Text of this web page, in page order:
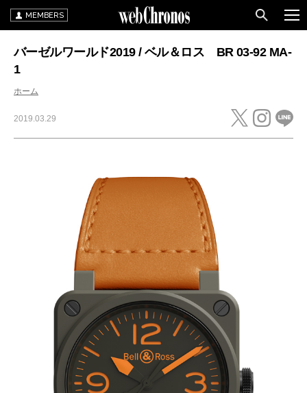
MEMBERS
バーゼルワールド2019 / ベル＆ロス BR 03-92 MA-
1
ホーム
2019.03.29